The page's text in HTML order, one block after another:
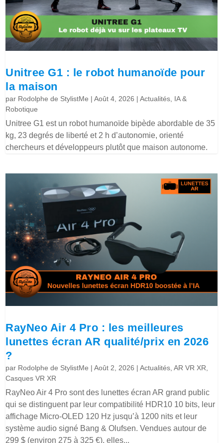
Unitree G1 : le robot humanoïde pour
la maison
par Rodolphe de StylistMe |Août 4, 2026 |Actualités IA &
Robotique
Unitree G1 est un robot humanoïde bipède abordable de 35
kg, 23 degrés de liberté et 2 h d’autonomie, orienté
chercheurs et développeurs plutôt que maison autonome.
RayNeo Air 4 Pro : les meilleures
lunettes écran AR qualité/prix en 2026
?
par Rodolphe de StylistMe |Août 2, 2026 |Actualités ,AR VR XR
Casques VR XR
RayNeo Air 4 Pro sont des lunettes écran AR grand public
qui se distinguent par leur compatibilité HDR10 10 bits, leur
affichage Micro-OLED 120 Hz jusqu’à 1200 nits et leur
système audio signé Bang & Olufsen. Vendues autour de
299 $ (environ 275 à 325 €), elles...